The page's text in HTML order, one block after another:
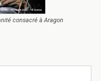
consacré à Aragon